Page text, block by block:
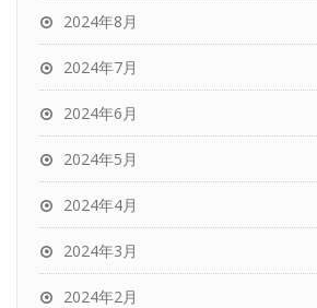
2024年8月
2024年7月
2024年6月
2024年5月
2024年4月
2024年3月
2024年2月